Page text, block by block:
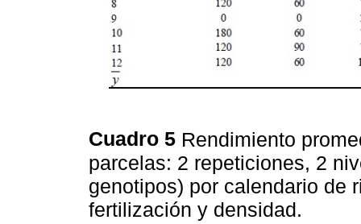
Cuadro 5 Rendimiento
parcelas: 2 repeticiones, 2
genotipos) por calendario de
fertilización y densidad.